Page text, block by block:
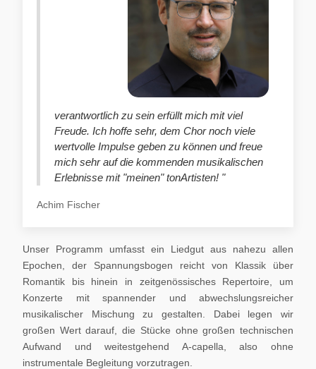
verantwortlich zu sein erfüllt mich mit viel
Freude. Ich hoffe sehr, dem Chor noch viele
wertvolle Impulse geben zu können und freue
mich sehr auf die kommenden musikalischen
Erlebnisse mit "meinen" tonArtisten! "
Achim Fischer
Unser Programm umfasst ein Liedgut aus nahezu allen
Epochen, der Spannungsbogen reicht von Klassik über
Romantik bis hinein in zeitgenössisches Repertoire, um
Konzerte mit spannender und abwechslungsreicher
musikalischer Mischung zu gestalten. Dabei legen wir
großen Wert darauf, die Stücke ohne großen technischen
Aufwand und weitestgehend A-capella, also ohne
instrumentale Begleitung vorzutragen.